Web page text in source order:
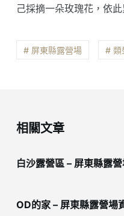
己採摘一朵玫瑰花，依
# 屏東縣露營場 # 類
相關文章
白沙露營區 – 屏東縣露
OD的家 – 屏東縣露營場